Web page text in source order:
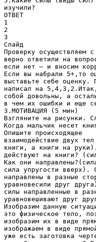
изучили?
ОТВЕТ
1
2
3
Слайд
Проверку осуществляем
верно ответили на
если нет – и вносим
Если вы набрали 5+,то
выставьте себе оценку.
написал на
собой довольны, а
в чем их ошибки и еще
3.МОТИВАЦИЯ (5 мин)
Взгляните на рисунки.
Когда мальчик несет
Опишите происходящее
взаимодействие двух
книги, а книги на
действуют на книги?
Как они
сила упругости вверх).
направлены в разные
уравновесили друг
силы направленные в
уравновешивают друг
Изобразим данную
это физическое тело,
изобразим их в виде
изображаем в виде
уже есть заготовка